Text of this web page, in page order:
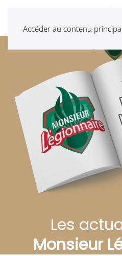
Accéder au contenu principal
Les
Monsieur